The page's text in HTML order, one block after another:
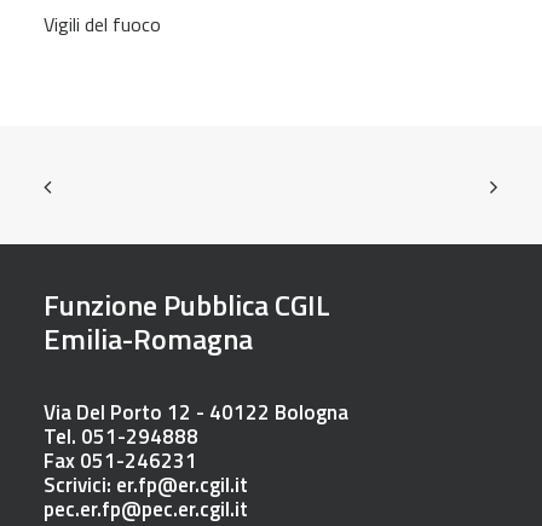
Vigili del fuoco
Funzione Pubblica CGIL
Emilia-Romagna
Via Del Porto 12 - 40122 Bologna
Tel. 051-294888
Fax 051-246231
Scrivici: er.fp@er.cgil.it
pec.er.fp@pec.er.cgil.it